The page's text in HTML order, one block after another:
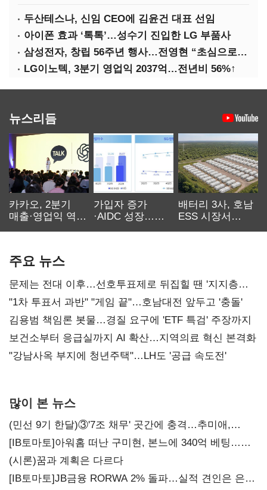
두산테스나, 신임 CEO에 김윤건 대표 선임
아이폰 효과 ‘톡톡’…성수기 진입한 LG 부품사
삼성전자, 창립 56주년 행사…전영현 “초심으로 경쟁력 회복해야”
LG이노텍, 3분기 영업익 2037억…전년비 56%↑
뉴스리듬
카카오, 2분기
매출·영업익 역대
가입자 증가
·AIDC 성장…
배터리 3사, 호남
ESS 시장서
주요 뉴스
문제는 전대 이후…선호투표제로 뒤집힐 땐 '지지층
불복'
"1차 투표서 과반" "게임 끝"…호남대전 앞두고 '충돌'
김용범 책임론 봇물…경질 요구에 'ETF 특검' 주장까지
보건소부터 응급실까지 AI 확산…지역의료 혁신 본격화
"강남사옥 부지에 청년주택"…LH도 '공급 속도전'
많이 본 뉴스
(민선 9기 한달)③'7조 채무' 곳간에 충격…추미애,
20년만에 '비상재정' 선언 승부수
[IB토마토]아워홈 떠난 구미현, 본느에 340억 베팅…
가족 지배체제 구축
(시론)꿈과 계획은 다르다
[IB토마토]JB금융 RORWA 2% 돌파…실적 견인은 은행